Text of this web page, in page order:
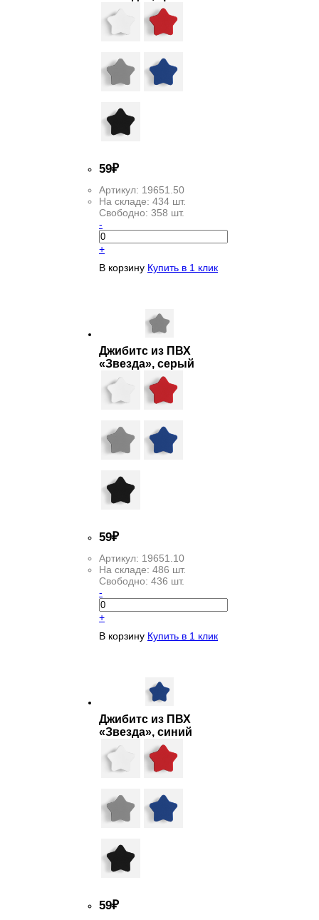
59₽
Артикул: 19651.50
На складе: 434 шт.
Свободно: 358 шт.
-
+
В корзину Купить в 1 клик
Джибитс из ПВХ
«Звезда», серый
59₽
Артикул: 19651.10
На складе: 486 шт.
Свободно: 436 шт.
-
+
В корзину Купить в 1 клик
Джибитс из ПВХ
«Звезда», синий
59₽